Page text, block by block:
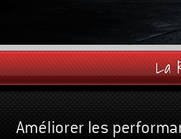
La
Améliorer les